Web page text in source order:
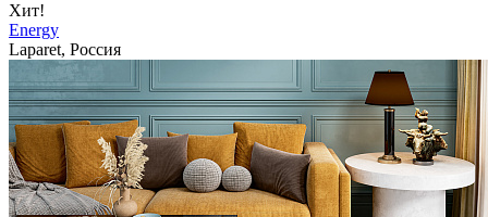
Хит!
Energy
Laparet, Россия